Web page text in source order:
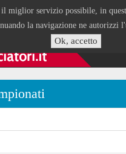
miglior servizio possibile, in
la navigazione ne autorizzi
Ok, accetto